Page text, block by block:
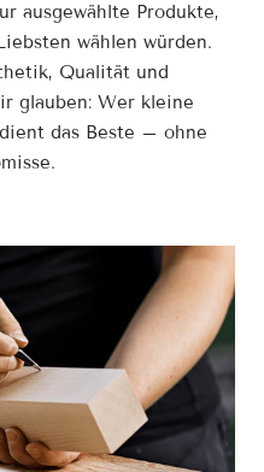
ausgewählte Produkte,
wählen würden.
Qualität und
glauben: Wer kleine
das Beste – ohne